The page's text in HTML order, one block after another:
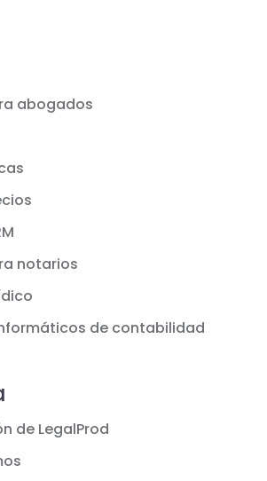
abogados
notarios
de contabilidad
de LegalProd